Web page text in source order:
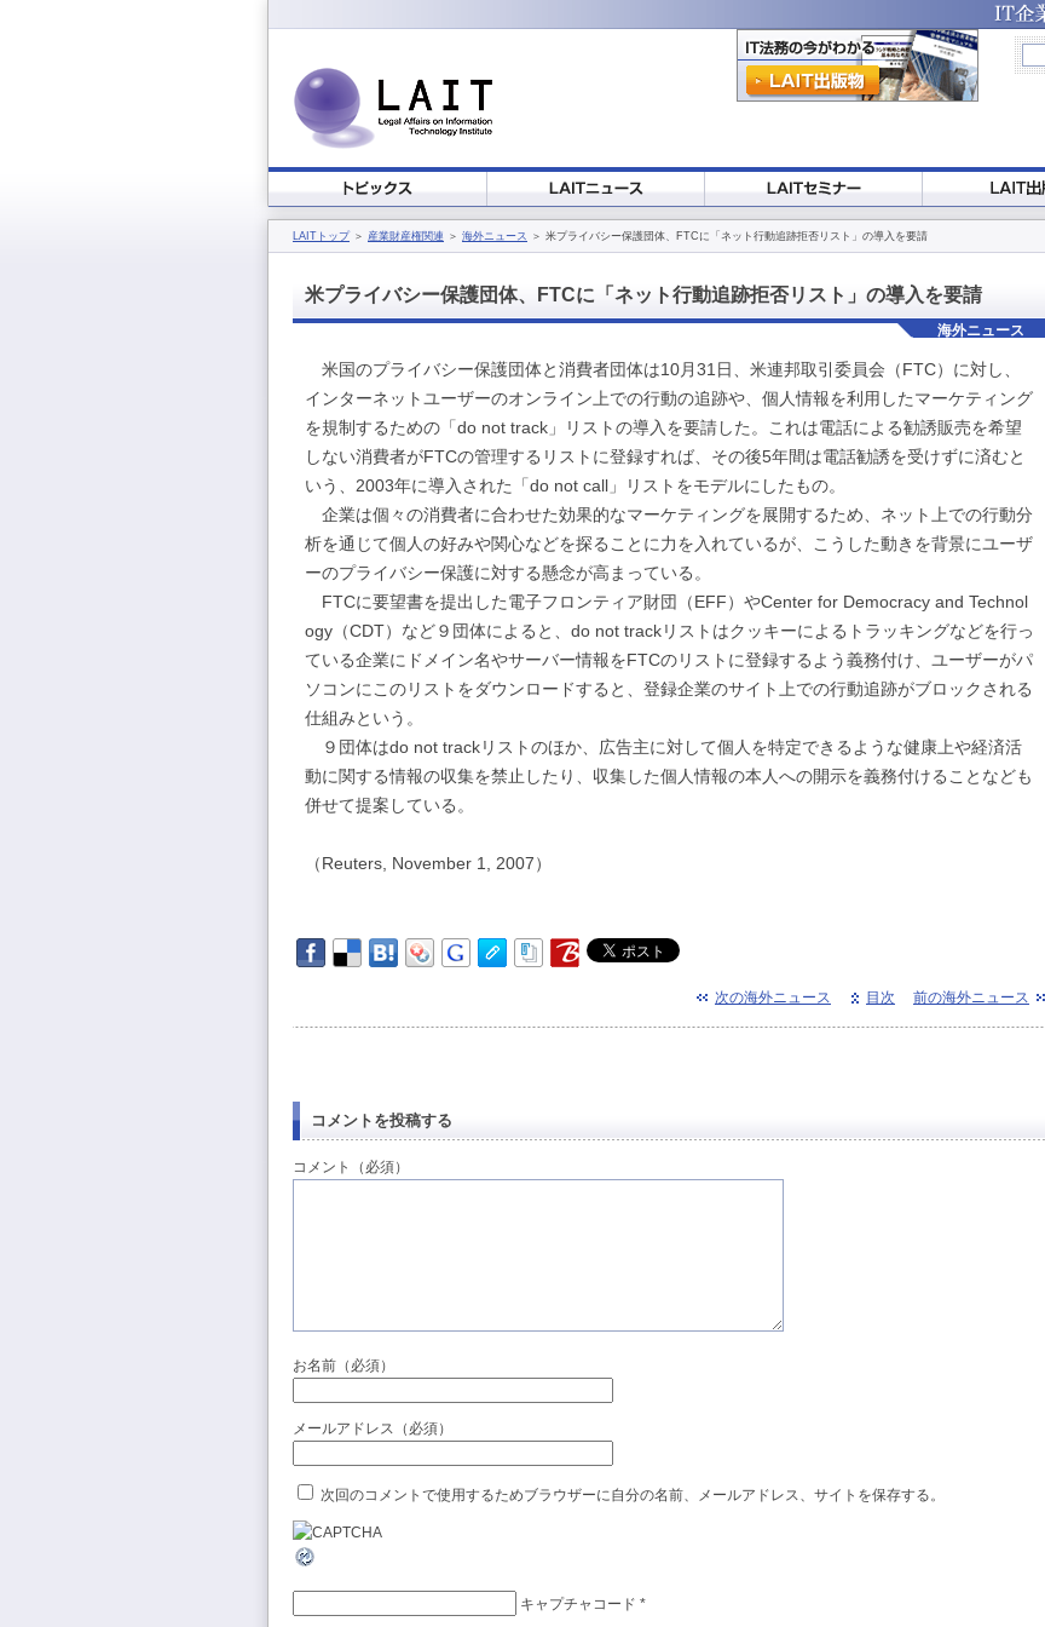
LAITトップ＞ 産業財産権関連 ＞ 海外ニュース ＞ 米プライバシー保護団体、FTCに「ネット行動追跡拒否リスト」の導入を要請
米プライバシー保護団体、FTCに「ネット行動追跡拒否リスト」の導入を要請
海外ニュース
米国のプライバシー保護団体と消費者団体は10月31日、米連邦取引委員会（FTC）に対し、
インターネットユーザーのオンライン上での行動の追跡や、個人情報を利用したマーケティング
を規制するための「do not track」リストの導入を要請した。これは電話による勧誘販売を希望
しない消費者がFTCの管理するリストに登録すれば、その後5年間は電話勧誘を受けずに済むと
いう、2003年に導入された「do not call」リストをモデルにしたもの。
企業は個々の消費者に合わせた効果的なマーケティングを展開するため、ネット上での行動分
析を通じて個人の好みや関心などを探ることに力を入れているが、こうした動きを背景にユーザ
ーのプライバシー保護に対する懸念が高まっている。
FTCに要望書を提出した電子フロンティア財団（EFF）やCenter for Democracy and Technol
ogy（CDT）など９団体によると、do not trackリストはクッキーによるトラッキングなどを行っ
ている企業にドメイン名やサーバー情報をFTCのリストに登録するよう義務付け、ユーザーがパ
ソコンにこのリストをダウンロードすると、登録企業のサイト上での行動追跡がブロックされる
仕組みという。
９団体はdo not trackリストのほか、広告主に対して個人を特定できるような健康上や経済活
動に関する情報の収集を禁止したり、収集した個人情報の本人への開示を義務付けることなども
併せて提案している。
（Reuters, November 1, 2007）
次の海外ニュース 目次 前の海外ニュース
コメントを投稿する
コメント（必須）
お名前（必須）
メールアドレス（必須）
次回のコメントで使用するためブラウザーに自分の名前、メールアドレス、サイトを保存する。
キャプチャコード *